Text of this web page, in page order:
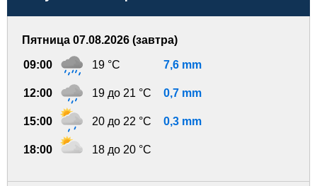
Пятница 07.08.2026 (завтра)
09:00 19 °C 7,6 mm
12:00 19 до 21 °C 0,7 mm
15:00 20 до 22 °C 0,3 mm
18:00 18 до 20 °C